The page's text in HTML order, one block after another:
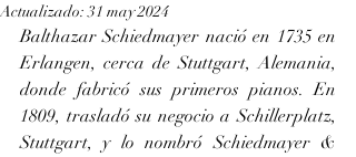
Actualizado:31 may 2024
Balthazar Schiedmayer nació en 1735 en
Erlangen, cerca de Stuttgart, Alemania,
donde fabricó sus primeros pianos. En
1809, trasladó su negocio a Schillerplatz,
Stuttgart, y lo nombró Schiedmayer &